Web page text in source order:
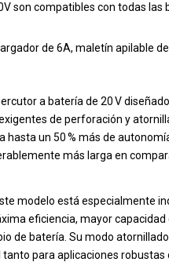
son compatibles con todas las
de 6A, maletín apilable
a batería de 20 V
de perforación y
hasta un 50 % más de
más larga en
modelo está especialmente
eficiencia, mayor capacidad
de batería. Su modo
para aplicaciones